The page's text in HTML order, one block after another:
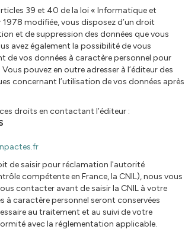
39 et 40 de la loi « Informatique et
1978 modifiée, vous disposez d’un droit
et de suppression des données que vous
avez également la possibilité de vous
de vos données à caractère personnel pour
pouvez en outre adresser à l’éditeur des
concernant l’utilisation de vos données après
droits en contactant l’éditeur :
de saisir pour réclamation l'autorité
compétente en France, la CNIL), nous vous
contacter avant de saisir la CNIL à votre
à caractère personnel seront conservées
au traitement et au suivi de votre
avec la réglementation applicable.